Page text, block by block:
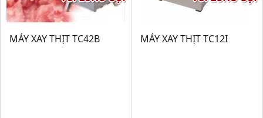
MÁY XAY THỊT TC42B MÁY XAY THỊT TC12I